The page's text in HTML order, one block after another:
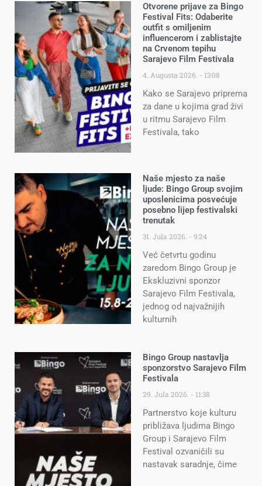
Otvorene prijave za Bingo
Festival Fits: Odaberite
outfit s omiljenim
influencerom i zablistajte
na Crvenom tepihu
Sarajevo Film Festivala
4. Augusta 2026. 13:08
Kako se Sarajevo priprema
za dane u kojima grad živi
u ritmu Sarajevo Film
Festivala, tako
Naše mjesto za naše
ljude: Bingo Group svojim
uposlenicima posvećuje
posebno lijep festivalski
trenutak
31. Jula 2026. 9:24
Već četvrtu godinu
zaredom Bingo Group je
Ekskluzivni sponzor
Sarajevo Film Festivala,
jednog od najvažnijih
kulturnih
Bingo Group nastavlja
sponzorstvo Sarajevo Film
Festivala
29. Jula 2026. 11:38
Partnerstvo koje kulturu
približava ljudima Bingo
Group i Sarajevo Film
Festival ozvaničili su
nastavak saradnje, čime